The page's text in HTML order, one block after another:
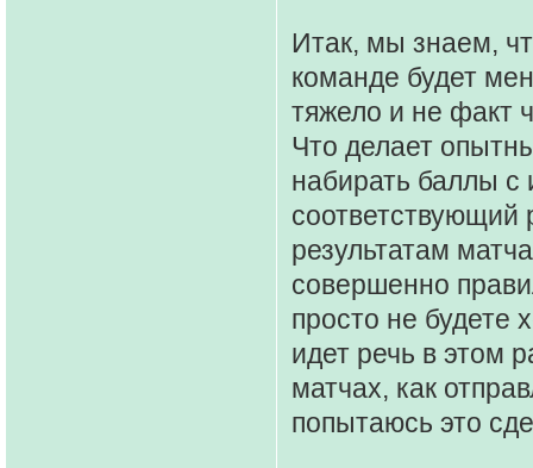
Итак, мы знаем,
команде будет
тяжело и не факт
Что делает
набирать баллы с
соответствующий
результатам
совершенно
просто не будете
идет речь в этом
матчах, как
попытаюсь это